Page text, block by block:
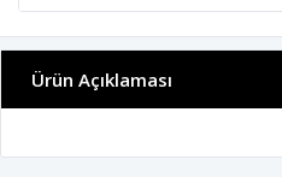
Ürün Açıklaması